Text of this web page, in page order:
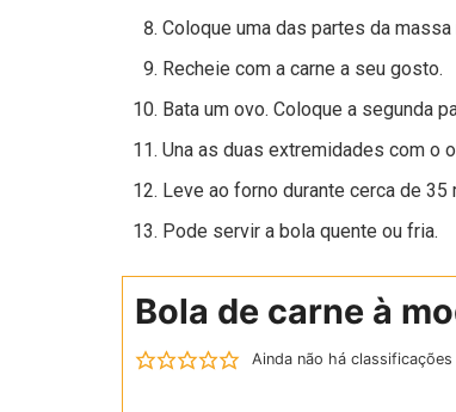
Coloque uma das partes da
Recheie com a carne a seu gosto.
Bata um ovo. Coloque a segunda
Una as duas extremidades com o
Leve ao forno durante cerca de 35
Pode servir a bola quente ou fria.
Bola de carne à
Ainda não há classificações